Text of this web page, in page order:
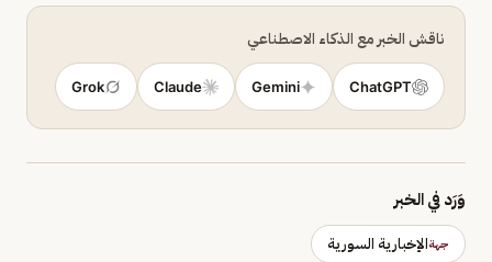
ناقش الخبر مع الذكاء الاصطناعي
ChatGPT
Gemini
Claude
Grok
وَرَد في الخبر
جهةالإخبارية السورية